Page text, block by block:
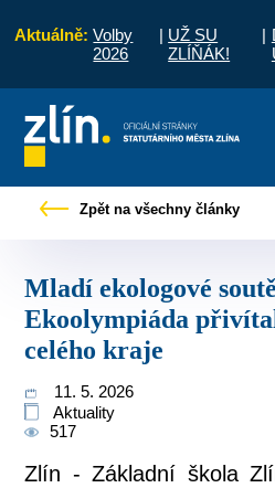
Aktuálně: Volby
2026
| UŽ SU
ZLÍŇÁK!
|
vyřídit Potřebuji
Zpět na všechny články
Mladí ekologové soutěžili ve Štípě.
Ekoolympiáda
celého kraje
11. 5. 2026
Aktuality
517
Zlín - Základní škola